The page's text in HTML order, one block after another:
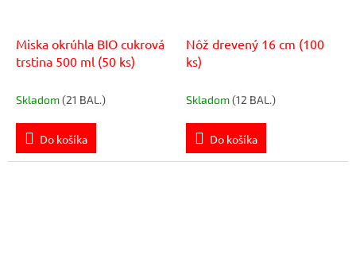
Miska okrúhla BIO cukrová
trstina 500 ml (50 ks)
Skladom(21 BAL.)
Do košíka
Nôž drevený 16 cm (100
ks)
Skladom(12 BAL.)
Do košíka